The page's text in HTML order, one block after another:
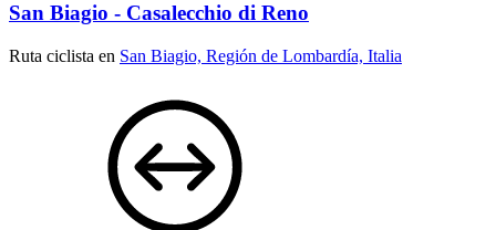
San Biagio - Casalecchio di Reno
Ruta ciclista en San Biagio, Región de Lombardía, Italia